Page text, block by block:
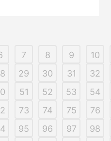
7 8 9 10
29 30 31 32
51 52 53 54
73 74 75 76
95 96 97 98